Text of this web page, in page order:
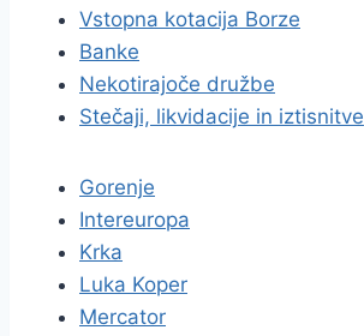
Vstopna kotacija Borze
Banke
Nekotirajoče družbe
Stečaji, likvidacije in iztisnitve
Gorenje
Intereuropa
Krka
Luka Koper
Mercator